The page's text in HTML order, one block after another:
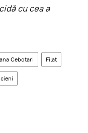
cu cea a
Cebotari Filat